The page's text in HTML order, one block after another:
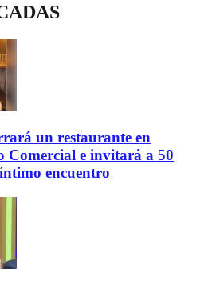
un restaurante en
Comercial e invitará a 50
encuentro